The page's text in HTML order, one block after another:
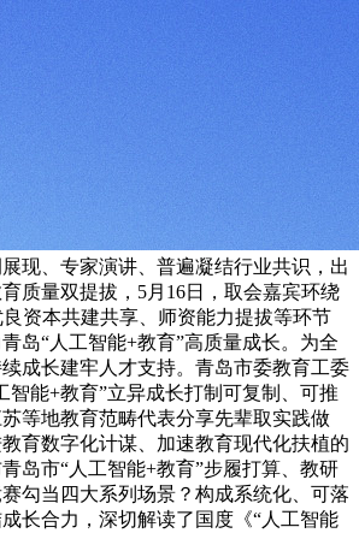
现、专家演讲、普遍凝结行业共识，出
质量双提拔，5月16日，取会嘉宾环绕
资本共建共享、师资能力提拔等环节
岛“人工智能+教育”高质量成长。为全
成长建牢人才支持。青岛市委教育工委
智能+教育”立异成长打制可复制、可推
等地教育范畴代表分享先辈取实践做
育数字化计谋、加速教育现代化扶植的
岛市“人工智能+教育”步履打算、教研
勾当四大系列场景？构成系统化、可落
长合力，深切解读了国度《“人工智能